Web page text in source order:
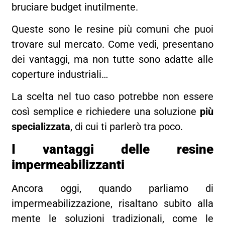
bruciare budget inutilmente.
Queste sono le resine più comuni che puoi
trovare sul mercato. Come vedi, presentano
dei vantaggi, ma non tutte sono adatte alle
coperture industriali…
La scelta nel tuo caso potrebbe non essere
così semplice e richiedere una soluzione più
specializzata, di cui ti parlerò tra poco.
I vantaggi delle resine
impermeabilizzanti
Ancora oggi, quando parliamo di
impermeabilizzazione, risaltano subito alla
mente le soluzioni tradizionali, come le